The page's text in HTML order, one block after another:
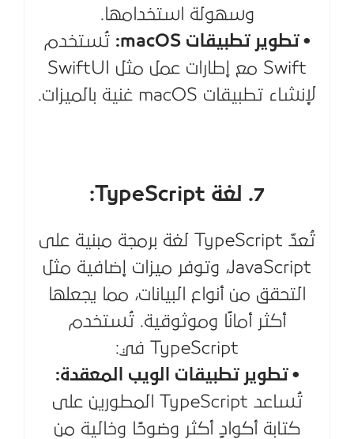
وسهولة استخدامها.
• تطوير تطبيقات macOS:
تُستخدم
Swift مع إطارات عمل مثل SwiftUI
لإنشاء تطبيقات macOS غنية بالميزات.
7. لغة TypeScript:
تُعدّ TypeScript لغة برمجة مبنية على
JavaScript، وتوفر ميزات إضافية مثل
التحقق من أنواع البيانات، مما يجعلها
أكثر أمانًا وموثوقية. تُستخدم
TypeScript في:
• تطوير تطبيقات الويب المعقدة:
تُساعد TypeScript المطورين على
كتابة أكوادٍ أكثر وضوحًا وخالية من